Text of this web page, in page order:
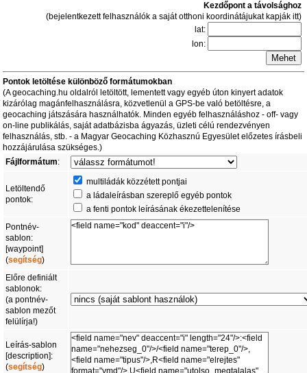
Kezdőpont a távolsághoz
(bejelentkezett felhasználók a saját otthoni koordinátájukat kapják itt)
lat:
lon:
Pontok letöltése különböző formátumokban
(A geocaching.hu oldalról letöltött, lementett vagy egyéb úton kinyert adatok
kizárólag magánfelhasználásra, közvetlenül a GPS-be való betöltésre, a
geocaching játszására használhatók. Minden egyéb felhasználáshoz - off- vagy
on-line publikálás, saját adatbázisba ágyazás, üzleti célú rendezvényen
felhasználás, stb. - a Magyar Geocaching Közhasznú Egyesület előzetes írásbeli
hozzájárulása szükséges.)
Fájlformátum:
Letöltendő
pontok:
multiládák közzétett pontjai
a ládaleírásban szereplő egyéb pontok
a fenti pontok leírásának ékezettelenítése
Pontnév-
sablon:
[waypoint]
(segítség)
Előre definiált
sablonok:
(a pontnév-
sablon mezőt
felülírja!)
Leírás-sablon
[description]:
(segítség)